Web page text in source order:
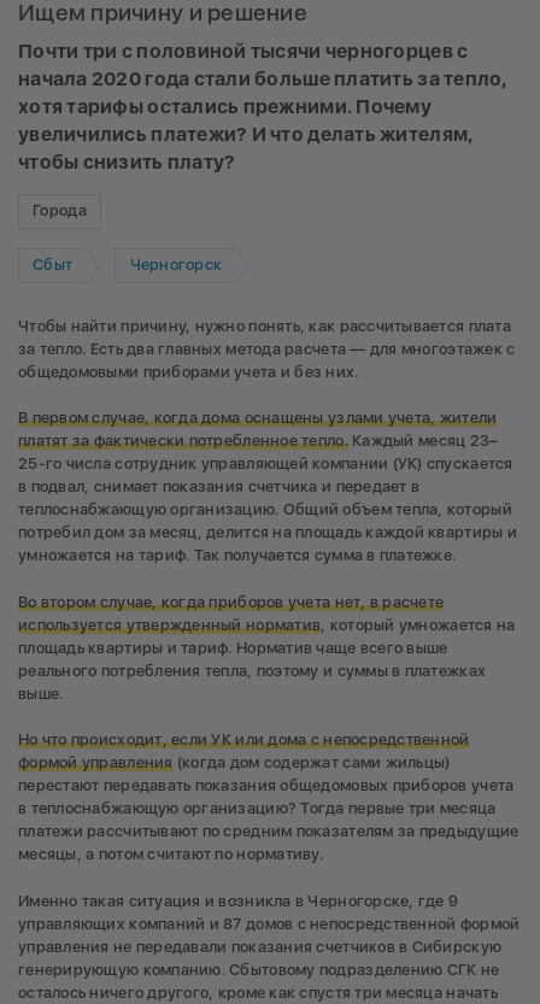
Ищем причину и решение
Почти три с половиной тысячи черногорцев с
начала 2020 года стали больше платить за тепло,
хотя тарифы остались прежними. Почему
увеличились платежи? И что делать жителям,
чтобы снизить плату?
Города
Сбыт Черногорск
Чтобы найти причину, нужно понять, как рассчитывается плата
за тепло. Есть два главных метода расчета — для многоэтажек с
общедомовыми приборами учета и без них.
В первом случае, когда дома оснащены узлами учета, жители
платят за фактически потребленное тепло.Каждый месяц 23–
25-го числа сотрудник управляющей компании (УК) спускается
в подвал, снимает показания счетчика и передает в
теплоснабжающую организацию. Общий объем тепла, который
потребил дом за месяц, делится на площадь каждой квартиры и
умножается на тариф. Так получается сумма в платежке.
Во втором случае, когда приборов учета нет, в расчете
используется утвержденный норматив , который умножается на
площадь квартиры и тариф. Норматив чаще всего выше
реального потребления тепла, поэтому и суммы в платежках
выше.
Но что происходит, если УК или дома с непосредственной
формой управления(когда дом содержат сами жильцы)
перестают передавать показания общедомовых приборов учета
в теплоснабжающую организацию? Тогда первые три месяца
платежи рассчитывают по средним показателям за предыдущие
месяцы, а потом считают по нормативу.
Именно такая ситуация и возникла в Черногорске, где 9
управляющих компаний и 87 домов с непосредственной формой
управления не передавали показания счетчиков в Сибирскую
генерирующую компанию. Сбытовому подразделению СГК не
осталось ничего другого, кроме как спустя три месяца начать